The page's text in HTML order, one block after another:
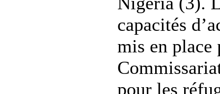
capacités
mis en place
pour les